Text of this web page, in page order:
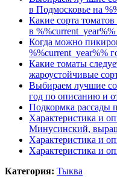
в Подмосковье на
Какие сорта
в
Когда можно
%%current_year%%
Какие томаты
жароустойчивые
Выбираем лучшие
год по описанию и
Подкормка рассады
Характеристика и
Минусинский,
Характеристика и
Характеристика и
Категория: Тыква